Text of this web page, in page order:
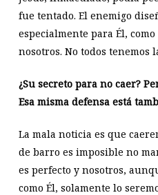
fue tentado. El enemigo
especialmente para Él,
nosotros. No todos tenemos
¿Su secreto para no caer?
Esa misma defensa está
La mala noticia es que
de barro es imposible no
es perfecto y nosotros,
como Él, solamente lo